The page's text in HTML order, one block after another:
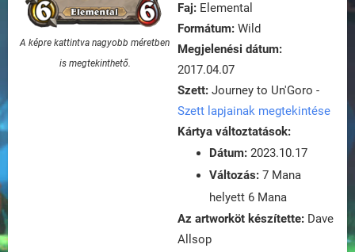
A képre kattintva nagyobb méretben
is megtekinthető.
Faj: Elemental
Formátum: Wild
Megjelenési dátum:
2017.04.07
Szett: Journey to Un'Goro -
Szett lapjainak megtekintése
Kártya változtatások:
Dátum: 2023.10.17
Változás: 7 Mana
helyett 6 Mana
Az artworköt készítette: Dave
Allsop